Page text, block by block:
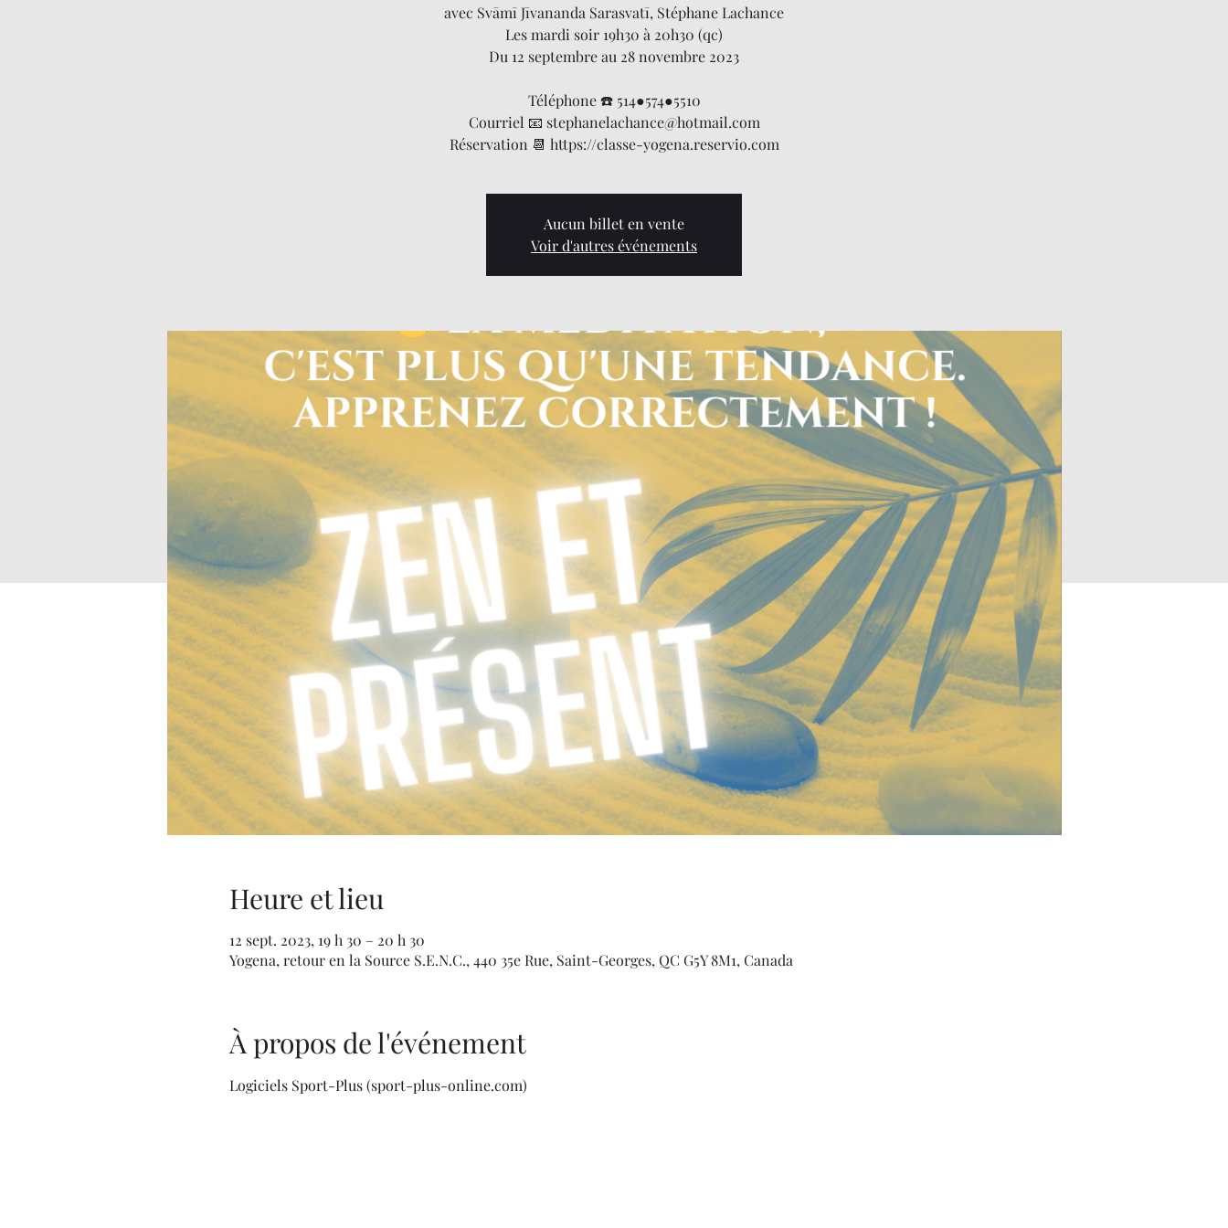
avec Svāmī Jīvananda Sarasvatī, Stéphane Lachance
Les mardi soir 19h30 à 20h30 (qc)
Du 12 septembre au 28 novembre 2023
Téléphone ☎️ 514●574●5510
Courriel 📧 stephanelachance@hotmail.com
Réservation 📆 https://classe-yogena.reservio.com
Aucun billet en vente
Voir d'autres événements
Heure et lieu
12 sept. 2023, 19 h 30 – 20 h 30
Yogena, retour en la Source S.E.N.C., 440 35e Rue, Saint-Georges, QC G5Y 8M1, Canada
À propos de l'événement
Logiciels Sport-Plus (sport-plus-online.com)